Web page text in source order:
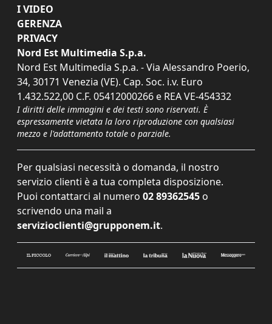
I VIDEO
GERENZA
PRIVACY
Nord Est Multimedia S.p.a.
Nord Est Multimedia S.p.a. - Via Alessandro Poerio,
34, 30171 Venezia (VE). Cap. Soc. i.v. Euro
1.432.522,00 C.F. 05412000266 e REA VE-454332
I diritti delle immagini e dei testi sono riservati. È
espressamente vietata la loro riproduzione con qualsiasi
mezzo e l'adattamento totale o parziale.
Per qualsiasi necessità o domanda, il nostro
servizio clienti è a tua completa disposizione.
Puoi contattarci al numero 02 89362545 o
scrivendo una mail a
servizioclienti@grupponem.it.